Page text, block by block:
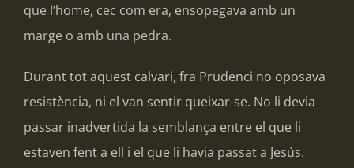
que l’home, cec com era, ensopegava amb un
marge o amb una pedra.
Durant tot aquest calvari, fra Prudenci no oposava
resistència, ni el van sentir queixar-se. No li devia
passar inadvertida la semblança entre el que li
estaven fent a ell i el que li havia passat a Jesús.